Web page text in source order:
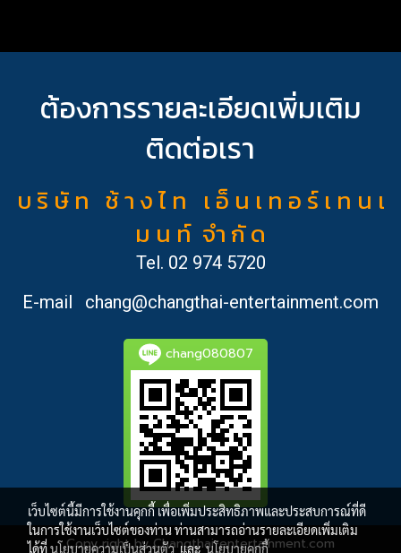
ต้องการรายละเอียดเพิ่มเติม
ติดต่อเรา
บ ริ ษั ท ช้ า ง ไ ท เ อ็ น เ ท อ ร์ เ ท น เ
ม น ท์ จำ กั ด
Tel. 02 974 5720
E-mail
chang@changthai-entertainment.com
chang080807
Copy right by Changthai-entertainment.com
เว็บไซต์นี้มีการใช้งานคุกกี้ เพื่อเพิ่มประสิทธิภาพและประสบการณ์ที่ดี
ในการใช้งานเว็บไซต์ของท่าน ท่านสามารถอ่านรายละเอียดเพิ่มเติม
ได้ที่นโยบายความเป็นส่วนตัวและนโยบายคุกกี้